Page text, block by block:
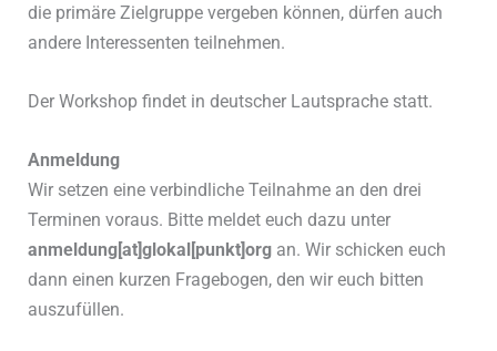
die primäre Zielgruppe vergeben können, dürfen auch
andere Interessenten teilnehmen.
Der Workshop findet in deutscher Lautsprache statt.
Anmeldung
Wir setzen eine verbindliche Teilnahme an den drei
Terminen voraus. Bitte meldet euch dazu unter
anmeldung[at]glokal[punkt]org an. Wir schicken euch
dann einen kurzen Fragebogen, den wir euch bitten
auszufüllen.